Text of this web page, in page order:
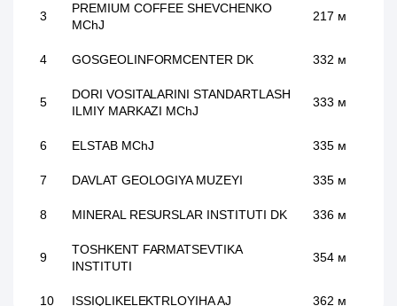
3
PREMIUM COFFEE SHEVCHENKO
MChJ
217 м
4 GOSGEOLINFORMCENTER DK 332 м
5
DORI VOSITALARINI STANDARTLASH
ILMIY MARKAZI MChJ
333 м
6 ELSTAB MChJ 335 м
7 DAVLAT GEOLOGIYA MUZEYI 335 м
8 MINERAL RESURSLAR INSTITUTI DK 336 м
9
TOSHKENT FARMATSEVTIKA
INSTITUTI
354 м
10 ISSIQLIKELEKTRLOYIHA AJ 362 м